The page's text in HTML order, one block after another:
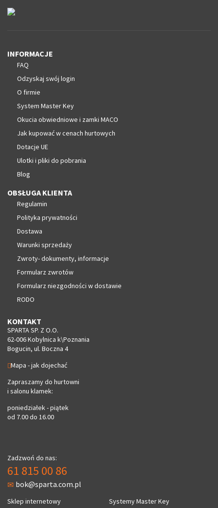
INFORMACJE
FAQ
Odzyskaj swój login
O firmie
System Master Key
Okucia obwiedniowe i zamki MACO
Jak kupować w cenach hurtowych
Dotacje UE
Ulotki i pliki do pobrania
Blog
OBSŁUGA KLIENTA
Regulamin
Polityka prywatności
Dostawa
Warunki sprzedaży
Zwroty- dokumenty, informacje
Formularz zwrotów
Formularz niezgodności w dostawie
RODO
KONTAKT
SPARTA SP. Z O.O.
62-006 Kobylnica k\Poznania
Bogucin, ul. Boczna 4
Mapa - jak dojechać
Zapraszamy do hurtowni
i salonu klamek:
poniedziałek - piątek
od 7.00 do 16.00
Zadzwoń do nas:
61 815 00 86
bok@sparta.com.pl
Sklep internetowy Systemy Master Key